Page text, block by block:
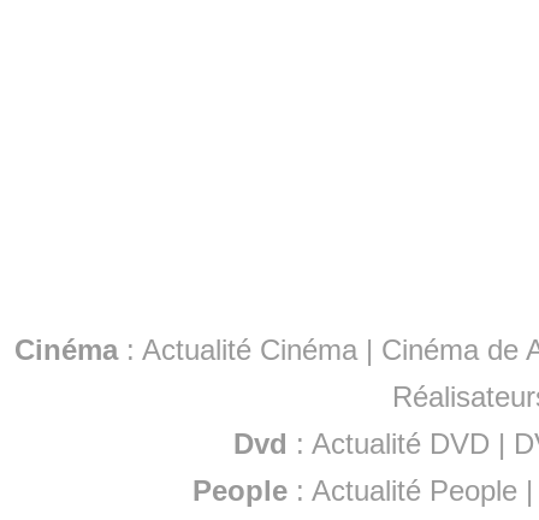
Cinéma: Actualité Cinéma | Cinéma de
Dvd : Actualité DVD |
People :Actualité People